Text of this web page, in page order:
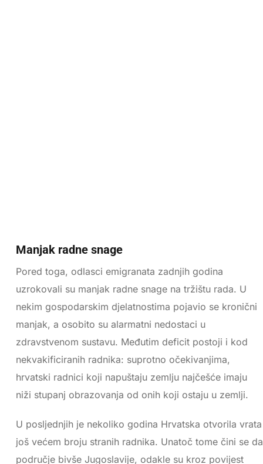
Manjak radne snage
Pored toga, odlasci emigranata zadnjih godina
uzrokovali su manjak radne snage na tržištu rada. U
nekim gospodarskim djelatnostima pojavio se kronični
manjak, a osobito su alarmatni nedostaci u
zdravstvenom sustavu. Međutim deficit postoji i kod
nekvakificiranih radnika: suprotno očekivanjima,
hrvatski radnici koji napuštaju zemlju najčešće imaju
niži stupanj obrazovanja od onih koji ostaju u zemlji.
U posljednjih je nekoliko godina Hrvatska otvorila vrata
još većem broju stranih radnika. Unatoč tome čini se da
područje bivše Jugoslavije, odakle su kroz povijest